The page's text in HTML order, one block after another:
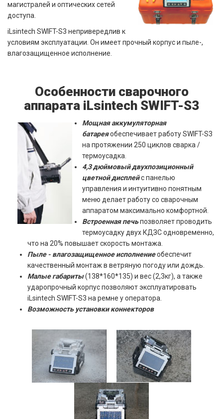
магистралей и оптических сетей
доступа.
iLsintech SWIFT-S3 непривередлив к
условиям эксплуатации. Он имеет прочный корпус и пыле-,
влагозащищенное исполнение.
Особенности сварочного
аппарата iLsintech SWIFT-S3
Мощная аккумуляторная
батареяобеспечивает работу SWIFT-S3
на протяжении 250 циклов сварка /
термоусадка.
4,3 дюймовый двухпозиционный
цветной дисплейс панелью
управления и интуитивно понятным
меню делает работу со сварочным
аппаратом максимально комфортной.
Встроенная печьпозволяет проводить
термоусадку двух КДЗС одновременно,
что на 20% повышает скорость монтажа.
Пыле - влагозащищенное исполнениеобеспечит
качественный монтаж в ветряную погоду или дождь.
Малые габариты(138*160*135) и вес (2,3кг), а также
ударопрочный корпус позволяют эксплуатировать
iLsintech SWIFT-S3 на ремне у оператора.
Возможность установки коннекторов